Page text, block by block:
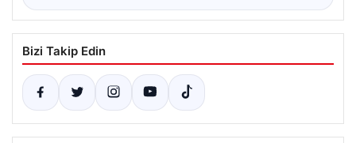
Bizi Takip Edin